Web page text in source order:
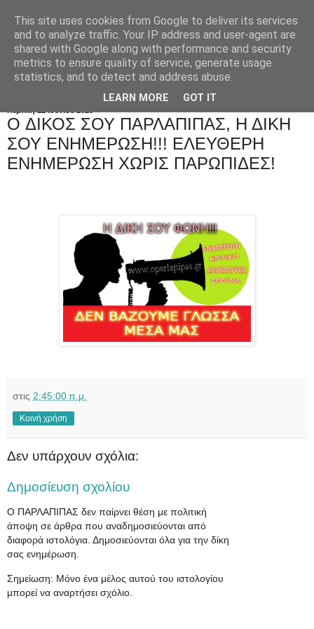
O ΔΙΚΟΣ ΣΟΥ ΠΑΡΛΑΠΙΠΑΣ, Η ΔΙΚΗ
ΣΟΥ ΕΝΗΜΕΡΩΣΗ!!! ΕΛΕΥΘΕΡΗ
ΕΝΗΜΕΡΩΣΗ ΧΩΡΙΣ ΠΑΡΩΠΙΔΕΣ!
στις 2:45:00 π.μ.
Κοινή χρήση
Δεν υπάρχουν σχόλια:
Δημοσίευση σχολίου
Ο ΠΑΡΛΑΠΙΠΑΣ δεν παίρνει θέση με πολιτική
άποψη σε άρθρα που αναδημοσιεύονται από
διαφορά ιστολόγια. Δημοσιεύονται όλα για την δίκη
σας ενημέρωση.
Σημείωση: Μόνο ένα μέλος αυτού του ιστολογίου
μπορεί να αναρτήσει σχόλιο.
This site uses cookies from Google to deliver its services
and to analyze traffic. Your IP address and user-agent are
shared with Google along with performance and security
metrics to ensure quality of service, generate usage
statistics, and to detect and address abuse.
LEARN MORE GOT IT